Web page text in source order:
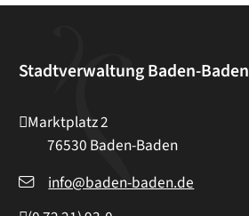
Stadtverwaltung Baden-Baden
Marktplatz 2
76530 Baden-Baden
info@baden-baden.de